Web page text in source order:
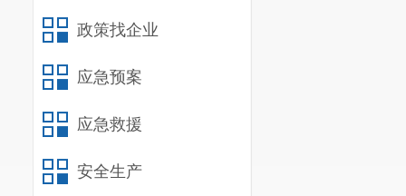
政策找企业
应急预案
应急救援
安全生产